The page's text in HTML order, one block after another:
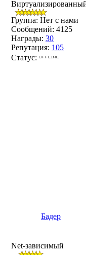
Группа: Нет с нами
Сообщений: 4125
Награды: 30
Репутация: 105
Статус:
Бадер
Net-зависимый